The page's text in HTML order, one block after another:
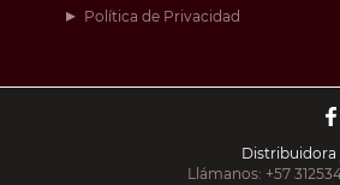
Política de Privacidad
Distribuidora
Llámanos: +57